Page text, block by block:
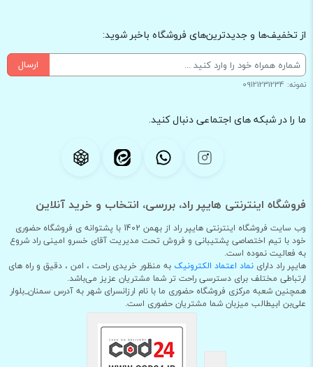
از تخفیف‌ها و جدیدترین‌های فروشگاه باخبر شوید:
ارسال
نمونه: 09121231234
ما را در شبکه های اجتماعی دنبال کنید.
فروشگاه اینترنتی هایپر راد، بررسی، انتخاب و خرید آنلاین
وب سایت فروشگاه اینترنتی هایپر راد از بهمن 1402 با پشتوانه ی فروشگاه حضوری
خود با تیم اختصاصی پشتیبانی و فروش تحت مدیریت آقای خسرو امینی راد شروع
به فعالیت نموده است.
هایپر راد دارای نماد اعتماد الکترونیک به منظور خریدی راحت ، امن ، دقیق و راه های
ارتباطی مختلف برای دسترسی راحت تر شما مشتریان عزیز می‌باشد.
همچنین شعبه مرکزی فروشگاه حضوری ما با نام ارزانسرای شهر به آدرس سمنان_بلوار
علی‌بن ابیطالب میزبان شما مشتریان حضوری است.